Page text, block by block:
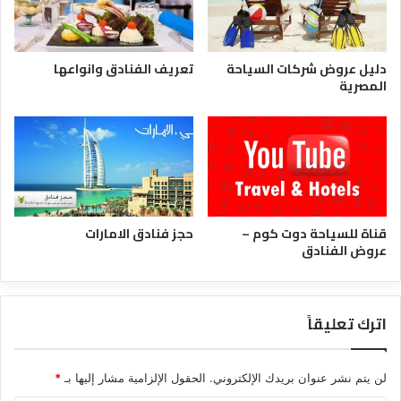
دليل عروض شركات السياحة
المصرية
تعريف الفنادق وانواعها
قناة للسياحة دوت كوم –
عروض الفنادق
حجز فنادق الامارات
اترك تعليقاً
لن يتم نشر عنوان بريدك الإلكتروني. الحقول الإلزامية مشار إليها بـ*